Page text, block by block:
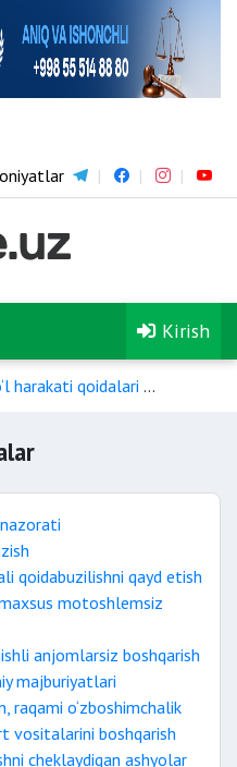
Kirish
harakati qoidalari
qoidabuzilishni qayd etish
motoshlemsiz
anjomlarsiz boshqarish
majburiyatlari
raqami o‘zboshimchalik
vositalarini boshqarish
cheklaydigan ashyolar